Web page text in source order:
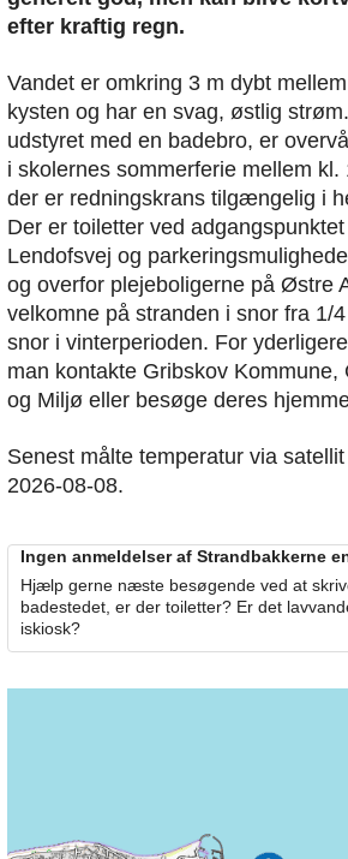
efter kraftig regn.
Vandet er omkring 3 m dybt
kysten og har en svag, østlig
udstyret med en badebro, er
i skolernes sommerferie mellem kl.
der er redningskrans tilgængelig i
Der er toiletter ved
Lendofsvej og
og overfor plejeboligerne på Østre
velkomne på stranden i snor fra 1/
snor i vinterperioden. For
man kontakte Gribskov Kommune,
og Miljø eller besøge deres
Senest målte temperatur via
2026-08-08.
Ingen anmeldelser af Strandbakkerne
Hjælp gerne næste besøgende ved at
badestedet, er der toiletter? Er det
iskiosk?